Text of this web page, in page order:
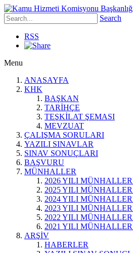
Search
RSS
Menu
ANASAYFA
KHK
BAŞKAN
TARİHÇE
TEŞKİLAT ŞEMASI
MEVZUAT
ÇALIŞMA SORULARI
YAZILI SINAVLAR
SINAV SONUÇLARI
BAŞVURU
MÜNHALLER
2026 YILI
2025 YILI
2024 YILI
2023 YILI
2022 YILI
2021 YILI
ARŞİV
HABERLER